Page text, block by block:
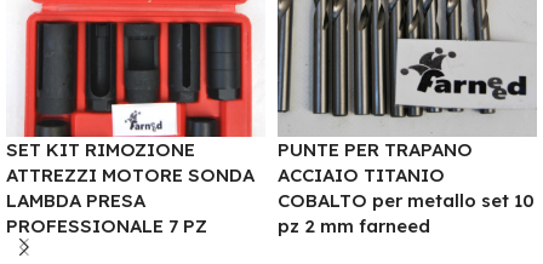
SET KIT RIMOZIONE
ATTREZZI MOTORE SONDA
LAMBDA PRESA
PROFESSIONALE 7 PZ
PUNTE PER TRAPANO
ACCIAIO TITANIO
COBALTO per metallo set 10
pz 2 mm farneed